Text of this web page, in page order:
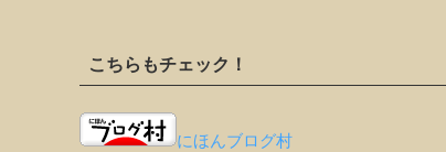
こちらもチェック！
にほんブログ村